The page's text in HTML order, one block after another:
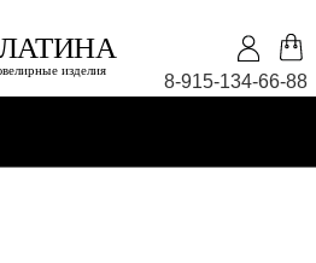
8-915-134-66-88